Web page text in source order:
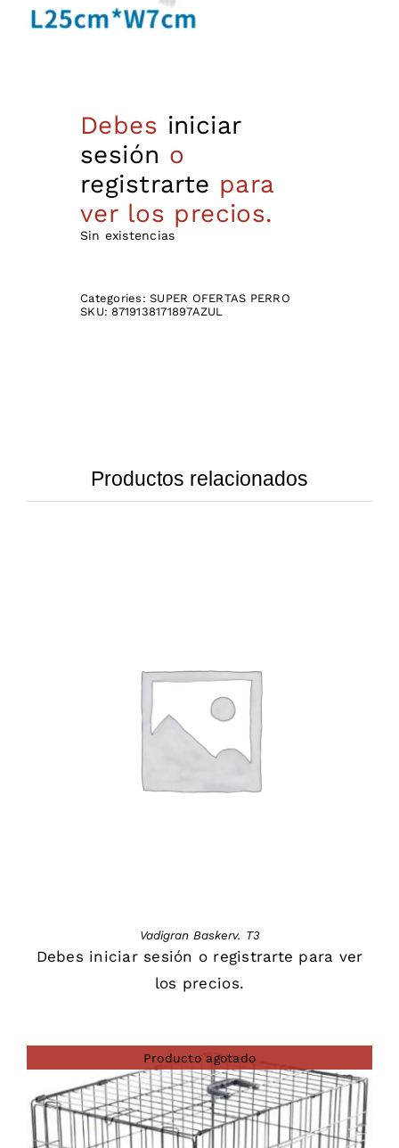
Debes iniciar
sesión o
registrarte para
ver los precios.
Sin existencias
Categories:SUPER OFERTAS PERRO
SKU: 8719138171897AZUL
Productos relacionados
DETAILS
Vadigran Baskerv. T3
Debes iniciar sesión o registrarte para ver
los precios.
Producto agotado